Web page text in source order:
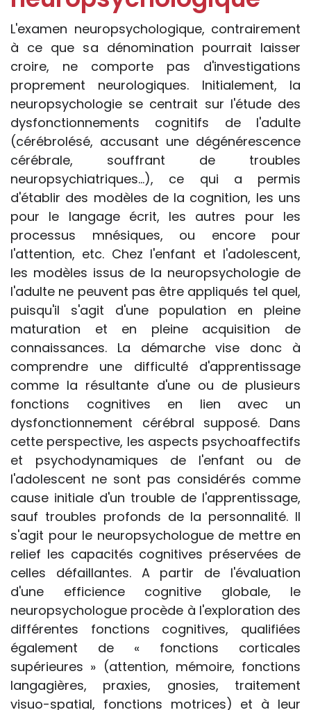
L'examen neuropsychologique, contrairement
à ce que sa dénomination pourrait laisser
croire, ne comporte pas d'investigations
proprement neurologiques. Initialement, la
neuropsychologie se centrait sur l'étude des
dysfonctionnements cognitifs de l'adulte
(cérébrolésé, accusant une dégénérescence
cérébrale, souffrant de troubles
neuropsychiatriques...), ce qui a permis
d'établir des modèles de la cognition, les uns
pour le langage écrit, les autres pour les
processus mnésiques, ou encore pour
l'attention, etc. Chez l'enfant et l'adolescent,
les modèles issus de la neuropsychologie de
l'adulte ne peuvent pas être appliqués tel quel,
puisqu'il s'agit d'une population en pleine
maturation et en pleine acquisition de
connaissances. La démarche vise donc à
comprendre une difficulté d'apprentissage
comme la résultante d'une ou de plusieurs
fonctions cognitives en lien avec un
dysfonctionnement cérébral supposé. Dans
cette perspective, les aspects psychoaffectifs
et psychodynamiques de l'enfant ou de
l'adolescent ne sont pas considérés comme
cause initiale d'un trouble de l'apprentissage,
sauf troubles profonds de la personnalité. Il
s'agit pour le neuropsychologue de mettre en
relief les capacités cognitives préservées de
celles défaillantes. A partir de l'évaluation
d'une efficience cognitive globale, le
neuropsychologue procède à l'exploration des
différentes fonctions cognitives, qualifiées
également de « fonctions corticales
supérieures » (attention, mémoire, fonctions
langagières, praxies, gnosies, traitement
visuo-spatial, fonctions motrices) et à leur